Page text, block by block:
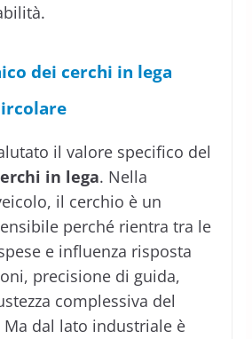
dei cerchi in lega
il valore specifico del
in lega. Nella
il cerchio è un
perché rientra tra le
e influenza risposta
precisione di guida,
complessiva del
dal lato industriale è